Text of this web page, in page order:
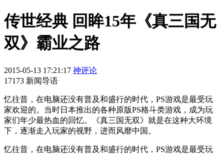
传世经典 回眸15年《真三国无
双》霸业之路
2015-05-13 17:21:17 神评论
17173 新闻导语
忆往昔，在电脑还没有普及和盛行的时代，PS游戏是最受玩
家欢迎的。当时日本推出的各种原版PS格斗类游戏，成为玩
家们年少最热血的回忆。《真三国无双》就是在这种大环境
下，逐渐走入玩家的视野，进而风靡中国。
忆往昔，在电脑还没有普及和盛行的时代，PS游戏是最受玩